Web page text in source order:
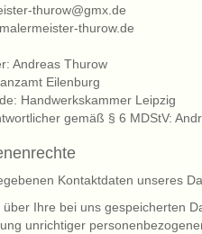
thurow@gmx.de
thurow.de
Andreas Thurow
Eilenburg
Handwerkskammer Leipzig
gemäß § 6 MDStV:
Kontaktdaten unseres
über Ihre bei uns gespeicherten
unrichtiger